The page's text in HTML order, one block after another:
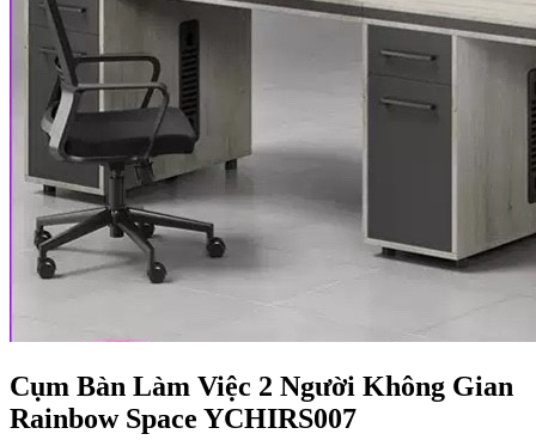
Cụm Bàn Làm Việc 2 Người Không Gian
Rainbow Space YCHIRS007